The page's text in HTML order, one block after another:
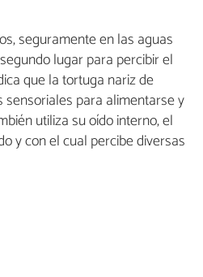
seguramente en las aguas
lugar para percibir el
que la tortuga nariz de
para alimentarse y
utiliza su oído interno, el
y con el cual percibe diversas